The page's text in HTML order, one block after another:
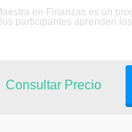
en Finanzas es un
participantes aprenden
Consultar Precio